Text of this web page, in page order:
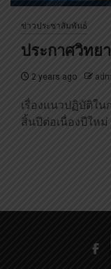
ข่าวประชาสัมพันธ์
ประกาศวิทย
2 years ago
เรื่องแนวปฏิบัติใน
สิ้นปีต่อเนื่องปีใหม่